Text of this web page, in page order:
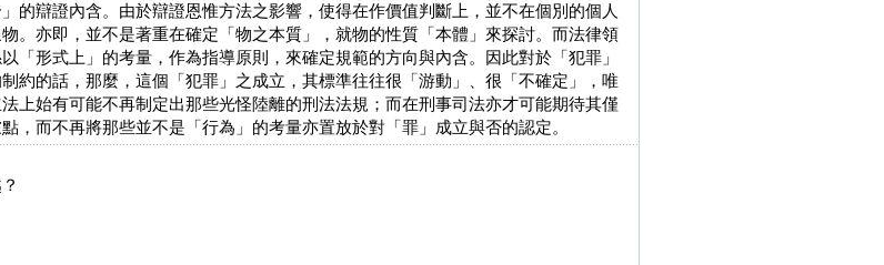
的辯證內含。由於辯證恩惟方法之影響，使得在作價值判斷上，並不在個別的個人
。亦即，並不是著重在確定「物之本質」，就物的性質「本體」來探討。而法律領
「形式上」的考量，作為指導原則，來確定規範的方向與內含。因此對於「犯罪」
約的話，那麼，這個「犯罪」之成立，其標準往往很「游動」、很「不確定」，唯
上始有可能不再制定出那些光怪陸離的刑法法規；而在刑事司法亦才可能期待其僅
，而不再將那些並不是「行為」的考量亦置放於對「罪」成立與否的認定。